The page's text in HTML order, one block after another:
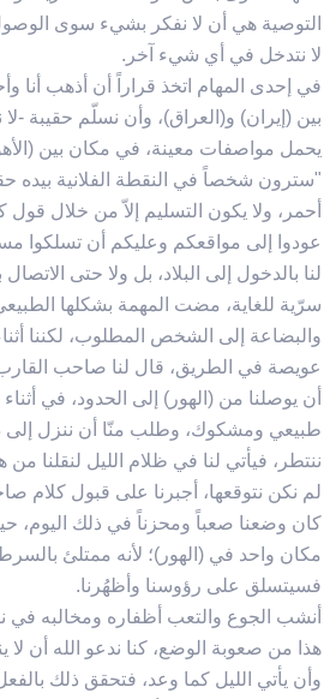
التوصية هي أن لا نفكر بشيء سوى
لا نتدخل في أي شيء آخر.
في إحدى المهام اتخذ قراراً أن أذهب أنا
بين (إيران) و(العراق)، وأن نسلّم حقيبة
يحمل مواصفات معينة، في مكان بين
"سترون شخصاً في النقطة الفلانية بيده
أحمر، ولا يكون التسليم إلاّ من خلال قول
عودوا إلى مواقعكم وعليكم أن تسلكوا
لنا بالدخول إلى البلاد، بل ولا حتى الاتصال
سرّية للغاية، مضت المهمة بشكلها
والبضاعة إلى الشخص المطلوب، لكننا
عويصة في الطريق، قال لنا صاحب
أن يوصلنا من (الهور) إلى الحدود، في
طبيعي ومشكوك، وطلب منّا أن ننزل إلى
ننتطر، فيأتي لنا في ظلام الليل لنقلنا
لم نكن نتوقعها، أجبرنا على قبول كلام
كان وضعنا صعباً ومحزناً في ذلك اليوم،
مكان واحد في (الهور)؛ لأنه ممتلئ
فسيتسلق على رؤوسنا وأظهُرنا.
أنشب الجوع والتعب أظفاره ومخالبه في
هذا من صعوبة الوضع، كنا ندعو الله أن لا
وأن يأتي الليل كما وعد، فتحقق ذلك